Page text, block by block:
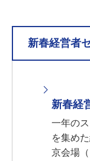
新春経営者
新春経
一年の
を集め
京会場